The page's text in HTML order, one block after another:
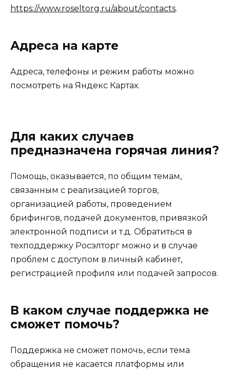
https://www.roseltorg.ru/about/contacts.
Адреса на карте
Адреса, телефоны и режим работы можно
посмотреть на Яндекс Картах.
Для каких случаев
предназначена горячая линия?
Помощь, оказывается, по общим темам,
связанным с реализацией торгов,
организацией работы, проведением
брифингов, подачей документов, привязкой
электронной подписи и т.д. Обратиться в
техподдержку Росэлторг можно и в случае
проблем с доступом в личный кабинет,
регистрацией профиля или подачей запросов.
В каком случае поддержка не
сможет помочь?
Поддержка не сможет помочь, если тема
обращения не касается платформы или